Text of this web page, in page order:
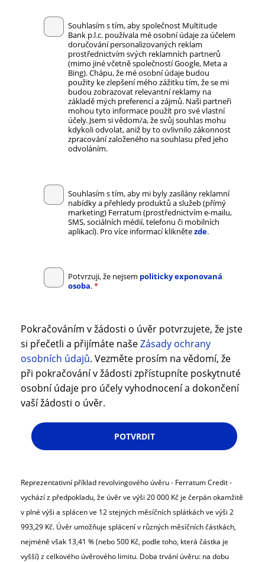
Souhlasím s tím, aby společnost Multitude
Bank p.l.c. používala mé osobní údaje za účelem
doručování personalizovaných reklam
prostřednictvím svých reklamních partnerů
(mimo jiné včetně společností Google, Meta a
Bing). Chápu, že mé osobní údaje budou
použity ke zlepšení mého zážitku tím, že se mi
budou zobrazovat relevantní reklamy na
základě mých preferencí a zájmů. Naši partneři
mohou tyto informace použít pro své vlastní
účely. Jsem si vědom/a, že svůj souhlas mohu
kdykoli odvolat, aniž by to ovlivnilo zákonnost
zpracování založeného na souhlasu před jeho
odvoláním.
Souhlasím s tím, aby mi byly zasílány reklamní
nabídky a přehledy produktů a služeb (přímý
marketing) Ferratum (prostřednictvím e-mailu,
SMS, sociálních médií, telefonu či mobilních
aplikací). Pro více informací kliknětezde.
Potvrzuji, že nejsem politicky exponovaná
osoba.*
Pokračováním v žádosti o úvěr potvrzujete, že jste
si přečetli a přijímáte našeZásady ochrany
osobních údajů. Vezměte prosím na vědomí, že
při pokračování v žádosti zpřístupníte poskytnuté
osobní údaje pro účely vyhodnocení a dokončení
vaší žádosti o úvěr.
POTVRDIT
Reprezentativní příklad revolvingového úvěru - Ferratum Credit -
vychází z předpokladu, že úvěr ve výši 20 000 Kč je čerpán okamžitě
v plné výši a splácen ve 12 stejných měsíčních splátkách ve výši 2
993,29 Kč. Úvěr umožňuje splácení v různých měsíčních částkách,
nejméně však 13,41 % (nebo 500 Kč, podle toho, která částka je
vyšší) z celkového úvěrového limitu. Doba trvání úvěru: na dobu